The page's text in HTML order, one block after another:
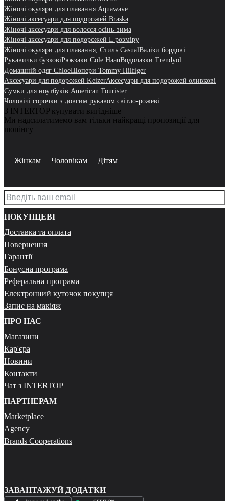
Жіночі окуляри для плавання Aquawave
Жіночі аксесуари для подорожей Braska
Жіночі аксесуари для волосся осінь-зима
Жіночі аксесуари для подорожей L розміру
Жіночі окуляри для плавання, Стиль CasualВалізи бордові
Рукавички бузковіРюкзаки Cole HaanВодолазки Trendyol
Домашній одяг ChloeШопери Tommy Hilfiger
Аксесуари для подорожей KeizerАксесуари для подорожей оливкові
Сумки для ноутбуків American Tourister
Чоловічі сорочки з довгим рукавом світло-рожеві
З INTERTOP купувати вигідніше
Ми надсилатимемо вам тільки найкращі пропозиції для
шопінгу
Жінкам Чоловікам Дітям
ПОКУПЦЕВІ
Доставка та оплата
Повернення
Гарантії
Бонусна програма
Реферальна програма
Електронний куточок покупця
Запис на макіяж
ПРО НАС
Магазини
Кар'єра
Новини
Контакти
Чат з INTERTOP
ПАРТНЕРАМ
Marketplace
Agency
Brands Cooperations
ЗАВАНТАЖУЙ ДОДАТКИ